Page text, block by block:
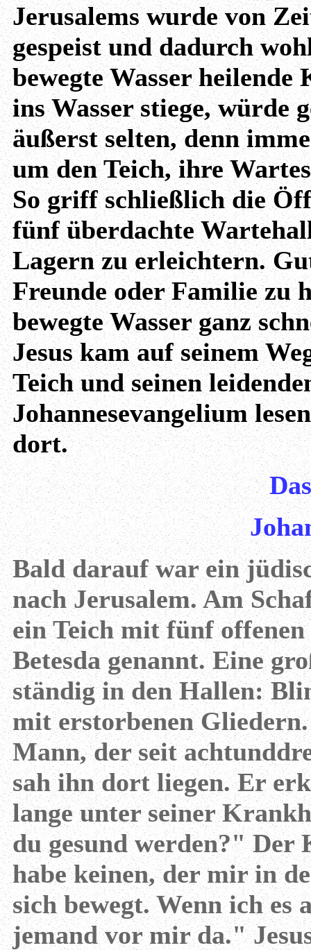
Jerusalems wurde von
gespeist und dadurch
bewegte Wasser
ins Wasser stiege, würde
äußerst selten, denn
um den Teich, ihre
So griff schließlich die
fünf überdachte
Lagern zu erleichtern.
Freunde oder Familie zu
bewegte Wasser ganz
Jesus kam auf seinem
Teich und seinen
Johannesevangelium
dort.
Bald darauf war ein
nach Jerusalem. Am
ein Teich mit fünf
Betesda genannt. Eine
ständig in den Hallen:
mit erstorbenen
Mann, der seit
sah ihn dort liegen. Er
lange unter seiner
du gesund werden?"
habe keinen, der mir in
sich bewegt. Wenn ich es
jemand vor mir da."